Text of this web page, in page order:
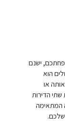
ישנם
הוא
או
הדירות
המתאימה
שלכם.